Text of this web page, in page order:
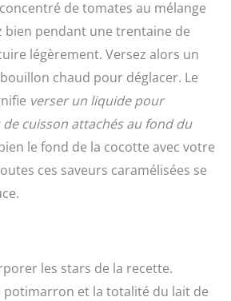
de tomates au mélange
bien pendant une trentaine de
légèrement. Versez alors un
chaud pour déglacer. Le
verser un liquide pour
cuisson attachés au fond du
le fond de la cocotte avec votre
ces saveurs caramélisées se
les stars de la recette.
potimarron et la totalité du lait de